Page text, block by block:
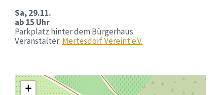
Sa, 29.11.
ab 15 Uhr
Parkplatz hinter dem Bürgerhaus
Veranstalter: Mertesdorf Vereint e.V.
+